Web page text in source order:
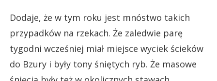
Dodaje, że w tym roku jest mnóstwo takich
przypadków na rzekach. Że zaledwie parę
tygodni wcześniej miał miejsce wyciek ścieków
do Bzury i były tony śniętych ryb. Że masowe